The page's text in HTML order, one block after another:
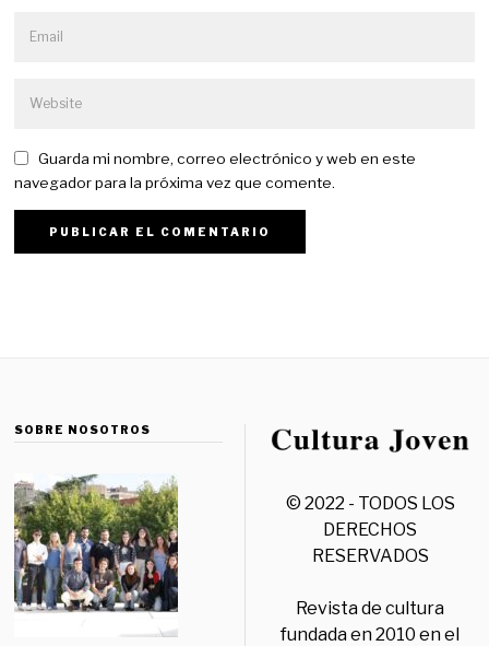
Guarda mi nombre, correo electrónico y web en este
navegador para la próxima vez que comente.
SOBRE NOSOTROS
© 2022 - TODOS LOS
DERECHOS
RESERVADOS
Revista de cultura
fundada en 2010 en el